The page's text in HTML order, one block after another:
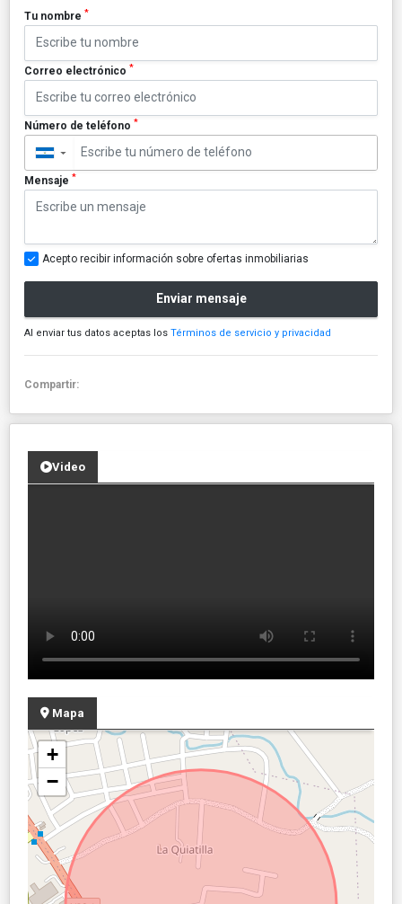
Tu nombre *
Correo electrónico *
Número de teléfono *
▼
Mensaje *
Acepto recibir información sobre ofertas inmobiliarias
Enviar mensaje
Al enviar tus datos aceptas los Términos de servicio y privacidad
Compartir:
Video
Mapa
+
−